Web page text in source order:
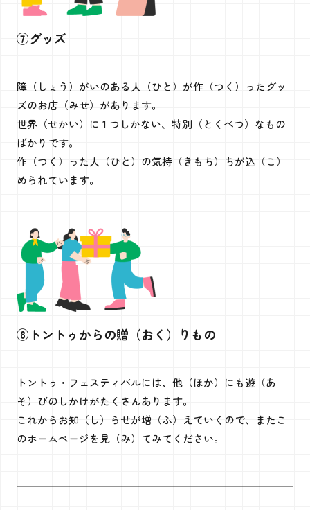
⑦グッズ
障（しょう）がいのある人（ひと）が作（つく）ったグッ
ズのお店（みせ）があります。
世界（せかい）に 1 つしかない、特別（とくべつ）なもの
ばかりです。
作（つく）った人（ひと）の気持（きもち）ちが込（こ）
められています。
⑧トントゥからの贈（おく）りもの
トントゥ・フェスティバルには、他（ほか）にも遊（あ
そ）びのしかけがたくさんあります。
これからお知（し）らせが増（ふ）えていくので、またこ
のホームページを見（み）てみてください。